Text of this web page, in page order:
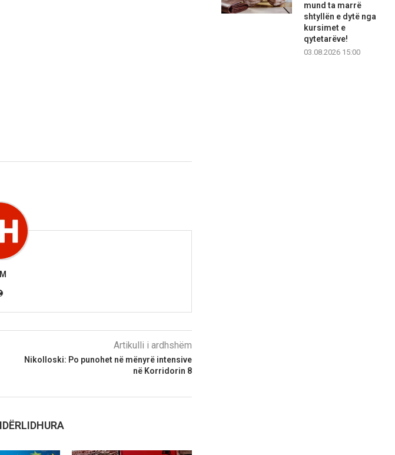
Artikulli i ardhshëm
Nikolloski: Po punohet në mënyrë intensive
në Korridorin 8
mund ta marrë
shtyllën e dytë nga
kursimet e
qytetarëve!
03.08.2026 15:00